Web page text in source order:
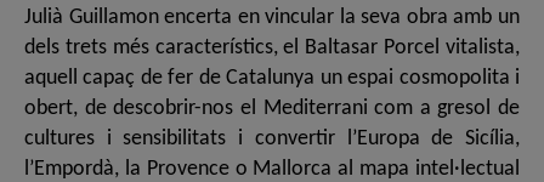
Julià Guillamon encerta en vincular la seva obra amb un
dels trets més característics, el Baltasar Porcel vitalista,
aquell capaç de fer de Catalunya un espai cosmopolita i
obert, de descobrir-nos el Mediterrani com a gresol de
cultures i sensibilitats i convertir l’Europa de Sicília,
l’Empordà, la Provence o Mallorca al mapa intel·lectual